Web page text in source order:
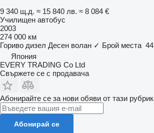
9 340 щ.д. ≈ 15 840 лв. ≈ 8 084 €
Училищен автобус
2003
274 000 км
Гориво дизел Десен волан ✓ Брой места 44
Япония
EVERY TRADING Co Ltd
Свържете се с продавача
Абонирайте се за нови обяви от тази
Абонирай се